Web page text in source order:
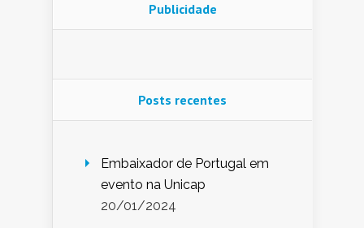
Publicidade
Posts recentes
Embaixador de Portugal em
evento na Unicap
20/01/2024